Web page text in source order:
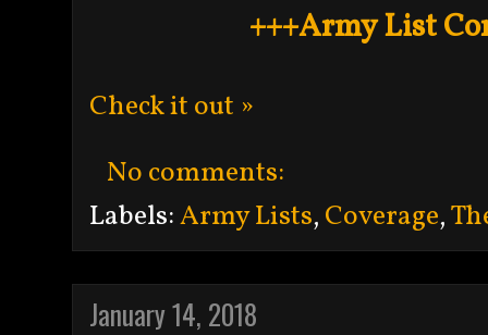
+++Army List
Check it out »
No comments:
Labels:Army Lists, Coverage,
January 14, 2018